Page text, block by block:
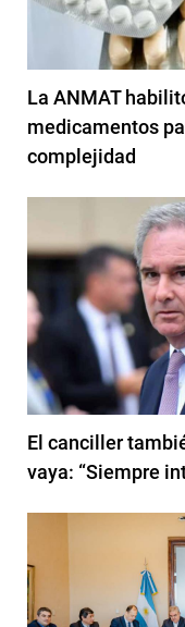
La ANMAT
medicamentos
complejidad
El canciller
vaya: “Siempre